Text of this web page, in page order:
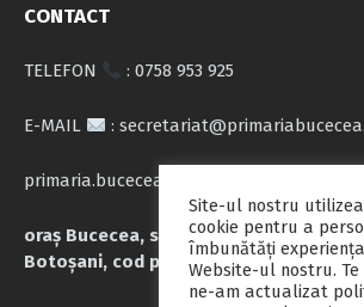
CONTACT
TELEFON : 0758 953 925
E-MAIL :
primaria.bucecea@yahoo.com
oraș Bucecea, str. Calea Națională
Botoșani, cod poștal 717045
Site-ul nostru
cookie pentru a
îmbunătăți
Website-ul nostru. Te
ne-am actualizat